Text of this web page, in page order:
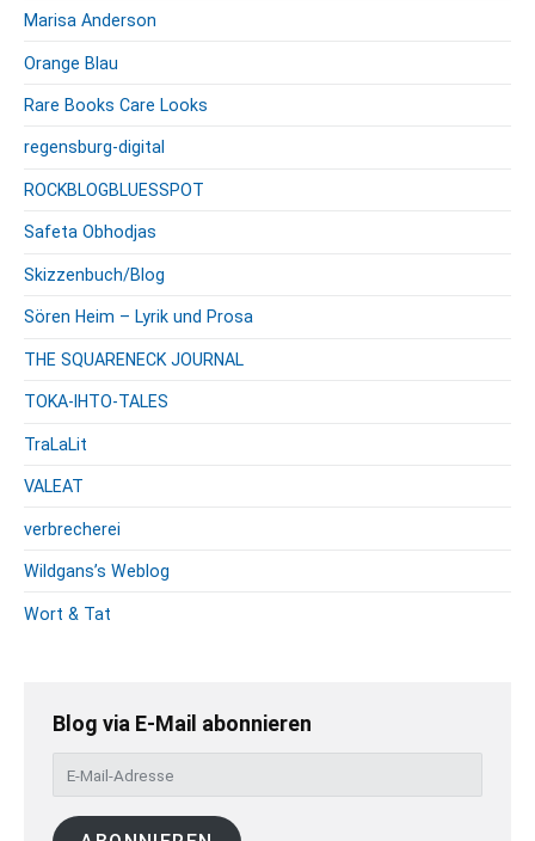
Marisa Anderson
Orange Blau
Rare Books Care Looks
regensburg-digital
ROCKBLOGBLUESSPOT
Safeta Obhodjas
Skizzenbuch/Blog
Sören Heim – Lyrik und Prosa
THE SQUARENECK JOURNAL
TOKA-IHTO-TALES
TraLaLit
VALEAT
verbrecherei
Wildgans’s Weblog
Wort & Tat
Blog via E-Mail abonnieren
M